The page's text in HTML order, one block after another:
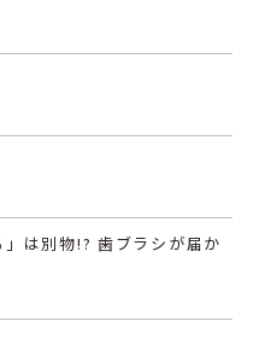
」は別物!? 歯ブラシが届か